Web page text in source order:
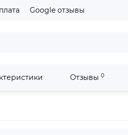
Google отзывы
Отзывы 0